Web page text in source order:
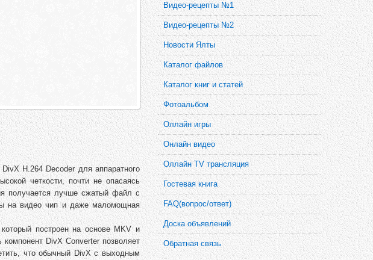
H.264 Decoder для аппаратного
четкости, почти не опасаясь
получается лучше сжатый файл с
на видео чип и даже маломощная
построен на основе MKV и
DivX Converter позволяет
что обычный DivX с выходным
Видео-рецепты №1
Видео-рецепты №2
Новости Ялты
Каталог файлов
Каталог книг и статей
Фотоальбом
Оллайн игры
Онлайн видео
Оллайн TV трансляция
Гостевая книга
FAQ(вопрос/ответ)
Доска объявлений
Обратная связь